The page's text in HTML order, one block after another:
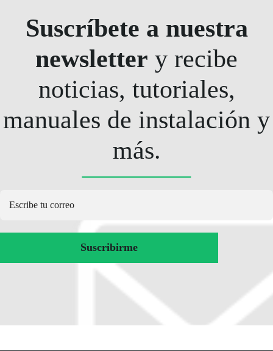
Suscríbete a nuestra
newsletter y recibe
noticias, tutoriales,
manuales de instalación y
más.
Suscribirme